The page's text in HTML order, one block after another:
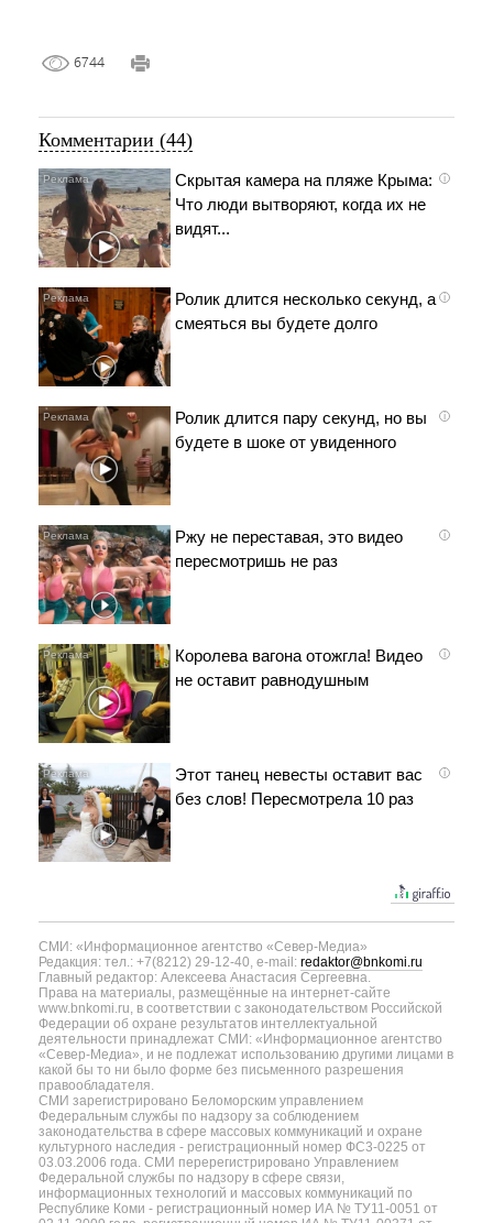
6744
Комментарии (44)
i
Скрытая камера на пляже Крыма:
Что люди вытворяют, когда их не
видят...
i
Ролик длится несколько секунд, а
смеяться вы будете долго
i
Ролик длится пару секунд, но вы
будете в шоке от увиденного
i
Ржу не переставая, это видео
пересмотришь не раз
i
Королева вагона отожгла! Видео
не оставит равнодушным
i
Этот танец невесты оставит вас
без слов! Пересмотрела 10 раз
СМИ: «Информационное агентство «Север-Медиа»
Редакция: тел.: +7(8212) 29-12-40, e-mail: redaktor@bnkomi.ru
Главный редактор: Алексеева Анастасия Сергеевна.
Права на материалы, размещённые на интернет-сайте
www.bnkomi.ru, в соответствии с законодательством Российской
Федерации об охране результатов интеллектуальной
деятельности принадлежат СМИ: «Информационное агентство
«Север-Медиа», и не подлежат использованию другими лицами в
какой бы то ни было форме без письменного разрешения
правообладателя.
СМИ зарегистрировано Беломорским управлением
Федеральным службы по надзору за соблюдением
законодательства в сфере массовых коммуникаций и охране
культурного наследия - регистрационный номер ФС3-0225 от
03.03.2006 года. СМИ перерегистрировано Управлением
Федеральной службы по надзору в сфере связи,
информационных технологий и массовых коммуникаций по
Республике Коми - регистрационный номер ИА № ТУ11-0051 от